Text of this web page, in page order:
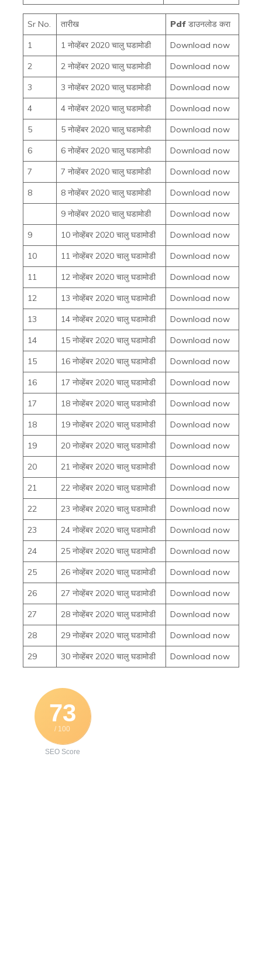
Sr No. तारीख Pdfडाउनलोड करा
1
1 नोव्हेंबर 2020 चालु घडामोडी
Download now
2
2 नोव्हेंबर 2020 चालु घडामोडी
Download now
3
3 नोव्हेंबर 2020 चालु घडामोडी
Download now
4
4 नोव्हेंबर 2020 चालु घडामोडी
Download now
5
5 नोव्हेंबर 2020 चालु घडामोडी
Download now
6
6 नोव्हेंबर 2020 चालु घडामोडी
Download now
7
7 नोव्हेंबर 2020 चालु घडामोडी
Download now
8
8 नोव्हेंबर 2020 चालु घडामोडी
Download now
9 नोव्हेंबर 2020 चालु घडामोडी
Download now
9
10 नोव्हेंबर 2020 चालु घडामोडी
Download now
10
11 नोव्हेंबर 2020 चालु घडामोडी
Download now
11
12 नोव्हेंबर 2020 चालु घडामोडी
Download now
12
13 नोव्हेंबर 2020 चालु घडामोडी
Download now
13
14 नोव्हेंबर 2020 चालु घडामोडी
Download now
14
15 नोव्हेंबर 2020 चालु घडामोडी
Download now
15
16 नोव्हेंबर 2020 चालु घडामोडी
Download now
16
17 नोव्हेंबर 2020 चालु घडामोडी
Download now
17
18 नोव्हेंबर 2020 चालु घडामोडी
Download now
18
19 नोव्हेंबर 2020 चालु घडामोडी
Download now
19
20 नोव्हेंबर 2020 चालु घडामोडी
Download now
20
21 नोव्हेंबर 2020 चालु घडामोडी
Download now
21
22 नोव्हेंबर 2020 चालु घडामोडी
Download now
22
23 नोव्हेंबर 2020 चालु घडामोडी
Download now
23
24 नोव्हेंबर 2020 चालु घडामोडी
Download now
24
25 नोव्हेंबर 2020 चालु घडामोडी
Download now
25
26 नोव्हेंबर 2020 चालु घडामोडी
Download now
26
27 नोव्हेंबर 2020 चालु घडामोडी
Download now
27
28 नोव्हेंबर 2020 चालु घडामोडी
Download now
28
29 नोव्हेंबर 2020 चालु घडामोडी
Download now
29
30 नोव्हेंबर 2020 चालु घडामोडी Download now
73
/ 100
SEO Score